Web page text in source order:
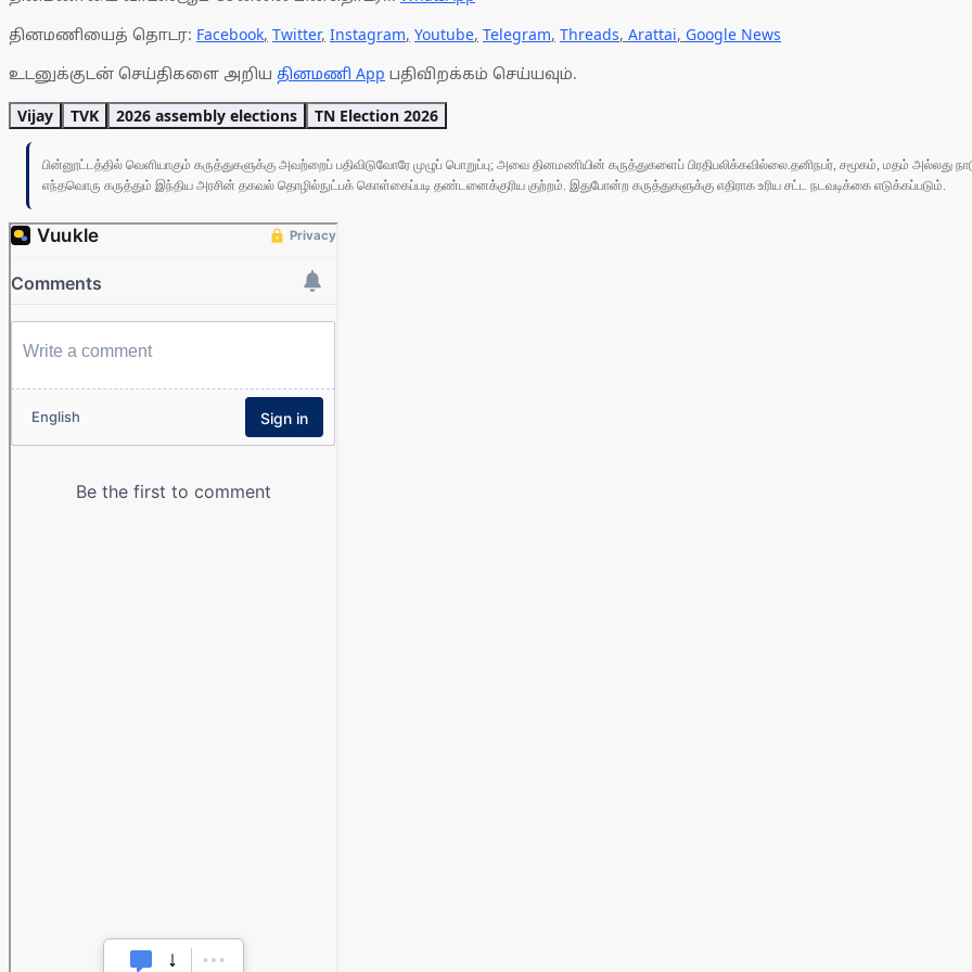
தினமணியைத் தொடர: Facebook, Twitter, Instagram, Youtube, Telegram, Threads, Arattai, Google News
உடனுக்குடன் செய்திகளை அறிய தினமணி App பதிவிறக்கம் செய்யவும்.
Vijay TVK 2026 assembly elections TN Election 2026
பின்னூட்டத்தில் வெளியாகும் கருத்துகளுக்கு அவற்றைப் பதிவிடுவோரே முழுப் பொறுப்பு; அவை தினமணியின் கருத்துகளைப் பிரதிபலிக்கவில்லை.தனிநபர், சமூகம், மதம் அல்லது
எந்தவொரு கருத்தும் இந்திய அரசின் தகவல் தொழில்நுட்பக் கொள்கைப்படி தண்டனைக்குரிய குற்றம். இதுபோன்ற கருத்துகளுக்கு எதிராக உரிய சட்ட நடவடிக்கை எடுக்கப்படும்.